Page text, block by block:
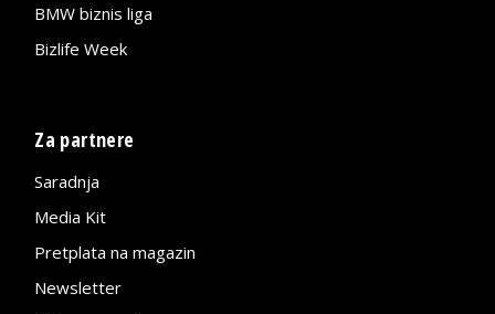
BMW biznis liga
Bizlife Week
Za partnere
Saradnja
Media Kit
Pretplata na magazin
Newsletter